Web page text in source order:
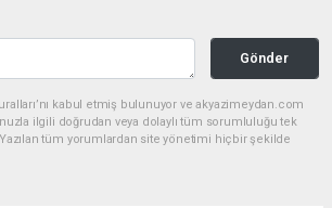
Gönder
kabul etmiş bulunuyor ve akyazimeydan.com
ilgili doğrudan veya dolaylı tüm sorumluluğu tek
tüm yorumlardan site yönetimi hiçbir şekilde